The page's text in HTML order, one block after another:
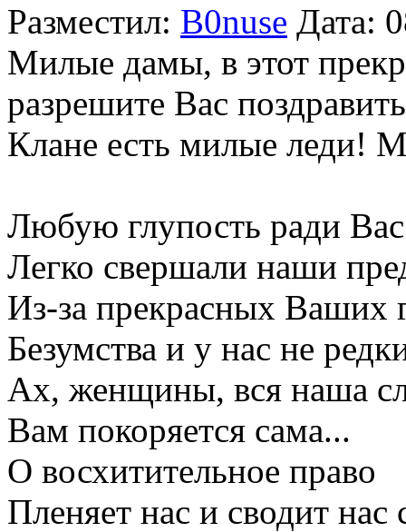
Разместил: B0nuse Дата:
Милые дамы, в этот
разрешите Вас
Клане есть милые леди!
Любую глупость ради Вас
Легко свершали наши
Из-за прекрасных Ваших
Безумства и у нас не
Ах, женщины, вся наша
Вам покоряется сама...
О восхитительное право
Пленяет нас и сводит нас